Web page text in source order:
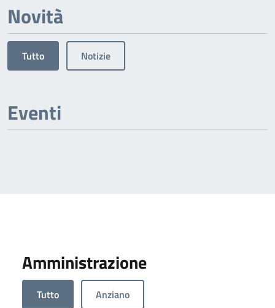
Novità
Tutto Notizie
Eventi
Amministrazione
Tutto Anziano